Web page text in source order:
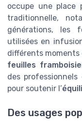
occupe une place
traditionnelle,
générations, les
utilisées en
différents moments
feuilles
des
pour soutenir l’
Des usages